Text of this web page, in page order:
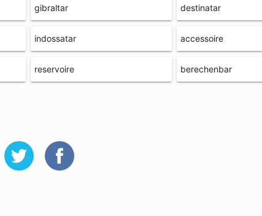
gibraltar destinatar
indossatar accessoire
reservoire berechenbar